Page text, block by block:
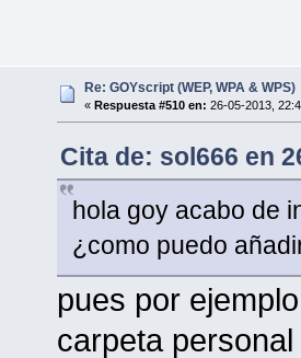
Re: GOYscript (WEP, WPA & WPS)
« Respuesta #510 en: 26-05-2013,
Cita de: sol666 en
hola goy acabo de
¿como puedo
pues por
carpeta